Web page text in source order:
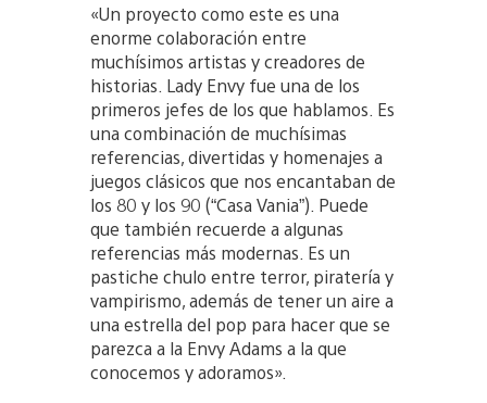
«Un proyecto como este es una
enorme colaboración entre
muchísimos artistas y creadores de
historias. Lady Envy fue una de los
primeros jefes de los que hablamos. Es
una combinación de muchísimas
referencias, divertidas y homenajes a
juegos clásicos que nos encantaban de
los 80 y los 90 (“Casa Vania”). Puede
que también recuerde a algunas
referencias más modernas. Es un
pastiche chulo entre terror, piratería y
vampirismo, además de tener un aire a
una estrella del pop para hacer que se
parezca a la Envy Adams a la que
conocemos y adoramos».